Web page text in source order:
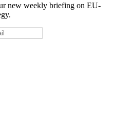
new weekly briefing on EU-